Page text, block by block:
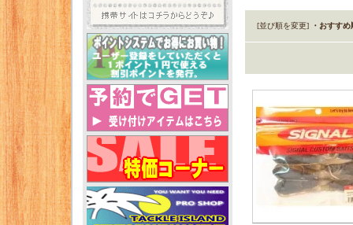
[並び順を変更] ・おすすめ